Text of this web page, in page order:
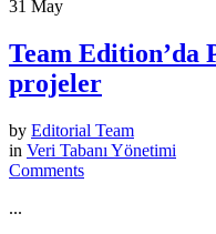
31 May
Team Edition’da
projeler
by Editorial Team
in Veri Tabanı Yönetimi
Comments
...